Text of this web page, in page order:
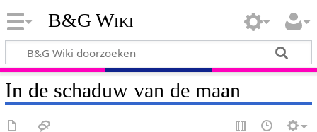
B&G Wiki
In de schaduw van de maan